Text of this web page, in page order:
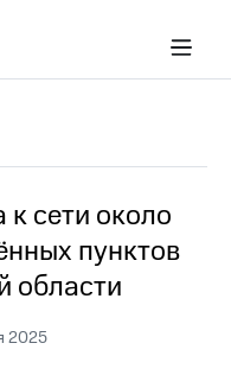
сети около
пунктов
области
2025